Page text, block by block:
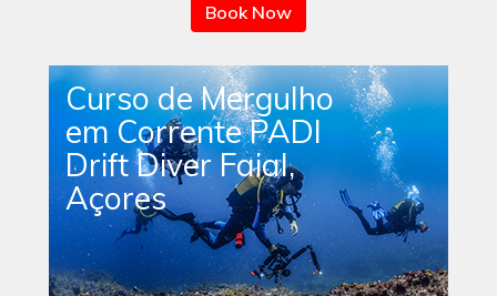
Book Now
Curso de Mergulho
em Corrente PADI
Drift Diver Faial,
Açores